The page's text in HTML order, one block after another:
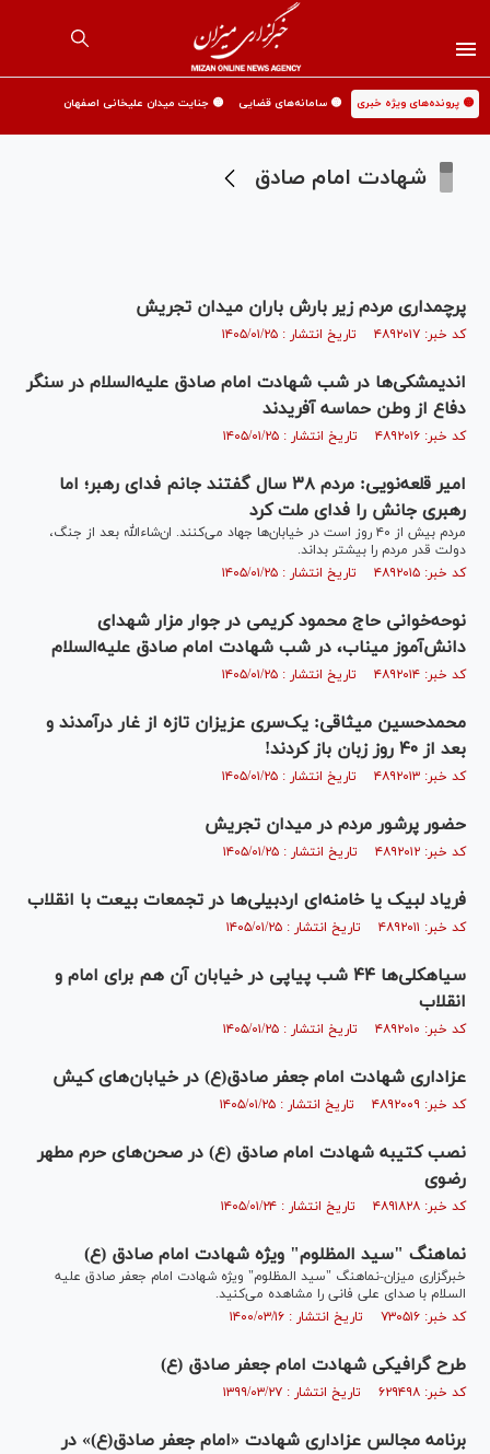
🟡 پرونده‌های ویژه خبری 🟡 سامانه‌های قضایی 🟡 جنایت میدان علیخانی اصفهان
شهادت امام صادق
پرچمداری مردم زیر بارش باران میدان تجریش
کد خبر: ۴۸۹۲۰۱۷ تاریخ انتشار : ۱۴۰۵/۰۱/۲۵
اندیمشکی‌ها در شب شهادت امام صادق علیه‌السلام در سنگر
دفاع از وطن حماسه آفریدند
کد خبر: ۴۸۹۲۰۱۶ تاریخ انتشار : ۱۴۰۵/۰۱/۲۵
امیر قلعه‌نویی: مردم ۳۸ سال گفتند جانم فدای رهبر؛ اما
رهبری جانش را فدای ملت کرد
مردم بیش از ۴۰ روز است در خیابان‌ها جهاد می‌کنند. ان‌شاءالله بعد از جنگ،
دولت قدر مردم را بیشتر بداند.
کد خبر: ۴۸۹۲۰۱۵ تاریخ انتشار : ۱۴۰۵/۰۱/۲۵
نوحه‌خوانی حاج محمود کریمی در جوار مزار شهدای
دانش‌آموز میناب، در شب شهادت امام صادق علیه‌السلام
کد خبر: ۴۸۹۲۰۱۴ تاریخ انتشار : ۱۴۰۵/۰۱/۲۵
محمدحسین میثاقی: یک‌سری عزیزان تازه از غار درآمدند و
بعد از ۴۰ روز زبان باز کردند!
کد خبر: ۴۸۹۲۰۱۳ تاریخ انتشار : ۱۴۰۵/۰۱/۲۵
حضور پرشور مردم در میدان تجریش
کد خبر: ۴۸۹۲۰۱۲ تاریخ انتشار : ۱۴۰۵/۰۱/۲۵
فریاد لبیک یا خامنه‌ای اردبیلی‌ها در تجمعات بیعت با انقلاب
کد خبر: ۴۸۹۲۰۱۱ تاریخ انتشار : ۱۴۰۵/۰۱/۲۵
سیاهکلی‌ها ۴۴ شب پیاپی در خیابان آن هم برای امام و
انقلاب
کد خبر: ۴۸۹۲۰۱۰ تاریخ انتشار : ۱۴۰۵/۰۱/۲۵
عزاداری شهادت امام جعفر صادق(ع) در خیابان‌های کیش
کد خبر: ۴۸۹۲۰۰۹ تاریخ انتشار : ۱۴۰۵/۰۱/۲۵
نصب کتیبه شهادت امام صادق (ع) در صحن‌های حرم مطهر
رضوی
کد خبر: ۴۸۹۱۸۲۸ تاریخ انتشار : ۱۴۰۵/۰۱/۲۴
نماهنگ "سید المظلوم" ویژه شهادت امام صادق (ع)
خبرگزاری میزان-نماهنگ "سید المظلوم" ویژه شهادت امام جعفر صادق علیه
السلام با صدای علی فانی را مشاهده می‌کنید.
کد خبر: ۷۳۰۵۱۶ تاریخ انتشار : ۱۴۰۰/۰۳/۱۶
طرح گرافیکی شهادت امام جعفر صادق (ع)
کد خبر: ۶۲۹۴۹۸ تاریخ انتشار : ۱۳۹۹/۰۳/۲۷
برنامه مجالس عزاداری شهادت «امام جعفر صادق(ع)» در